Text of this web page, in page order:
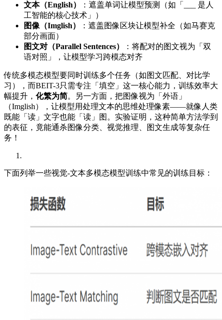
文本（English）
：遮盖单词让模型预测（如「___ 是人
工智能的核心技术」）
图像（Imglish）
：遮盖图像区块让模型补全（如马赛克
部分画面）
图文对（Parallel Sentences）
：将配对的图文视为「双
语对照」，让模型学习跨模态对齐
传统多模态模型要同时训练多个任务（如图文匹配、对比学
习），而BEIT-3只需专注「填空」这一核心能力，训练效率大
幅提升， 化繁为简。另一方面，把图像视为「外语」
（Imglish），让模型用处理文本的思维处理像素——就像人类
既能「读」文字也能「读」图。实验证明，这种简单方法学到
的表征，竟能通杀图像分类、视觉推理、图文生成等复杂任
务！
下面列举一些视觉-文本多模态模型训练中常见的训练目标：